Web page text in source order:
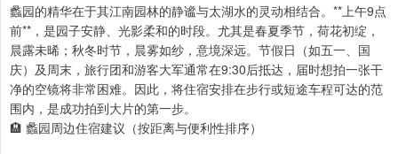
蠡园的精华在于其江南园林的静谧与太湖水的灵动相结合。**上午9点
前**，是园子安静、光影柔和的时段。尤其是春夏季节，荷花初绽，
晨露未晞；秋冬时节，晨雾如纱，意境深远。节假日（如五一、国
庆）及周末，旅行团和游客大军通常在9:30后抵达，届时想拍一张干
净的空镜将非常困难。因此，将住宿安排在步行或短途车程可达的范
围内，是成功拍到大片的第一步。
🏨 蠡园周边住宿建议（按距离与便利性排序）